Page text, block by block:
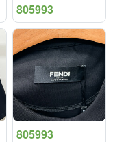
805993
805993